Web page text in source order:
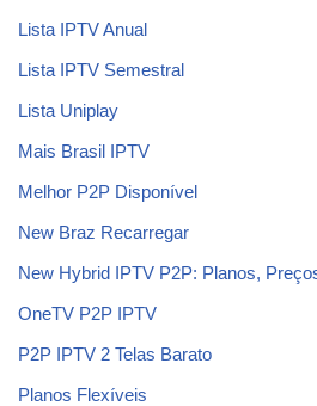
Lista IPTV Anual
Lista IPTV Semestral
Lista Uniplay
Mais Brasil IPTV
Melhor P2P Disponível
New Braz Recarregar
New Hybrid IPTV P2P: Planos,
OneTV P2P IPTV
P2P IPTV 2 Telas Barato
Planos Flexíveis